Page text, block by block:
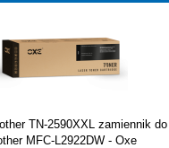
TN-2590XXL zamiennik do
MFC-L2922DW - Oxe